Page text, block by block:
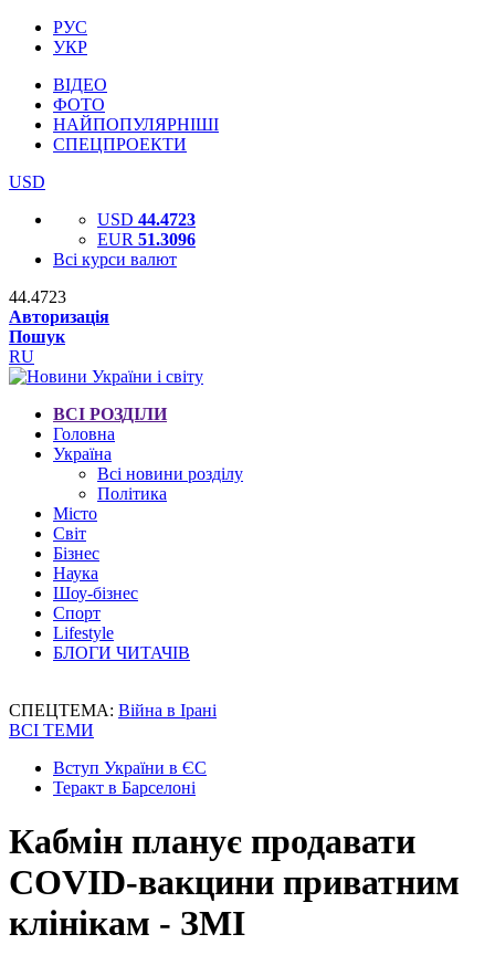
РУС
УКР
ВІДЕО
ФОТО
НАЙПОПУЛЯРНІШІ
СПЕЦПРОЕКТИ
USD
USD 44.4723
EUR 51.3096
Всі курси валют
44.4723
Авторизація
Пошук
RU
ВСІ РОЗДІЛИ
Головна
Україна
Всі новини розділу
Політика
Місто
Світ
Бізнес
Наука
Шоу-бізнес
Спорт
Lifestyle
БЛОГИ ЧИТАЧІВ
СПЕЦТЕМА: Війна в Ірані
ВСІ ТЕМИ
Вступ України в ЄС
Теракт в Барселоні
Кабмін планує продавати
COVID-вакцини приватним
клінікам - ЗМІ